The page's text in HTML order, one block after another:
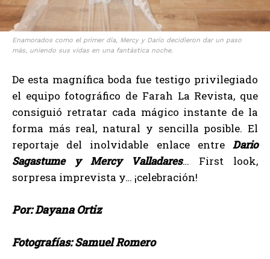
Enamorados como el primer día, Mercy y Darío decidieron dar un paso
más, uniendo sus vidas en una fantástica noche.
De esta magnífica boda fue testigo privilegiado
el equipo fotográfico de Farah La Revista, que
consiguió retratar cada mágico instante de la
forma más real, natural y sencilla posible. El
reportaje del inolvidable enlace entre Dario
Sagastume y Mercy Valladares… First look,
sorpresa imprevista y… ¡celebración!
Por: Dayana Ortiz
Fotografías: Samuel Romero